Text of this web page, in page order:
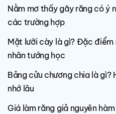
Nằm mơ thấy gãy răng có ý
các trường hợp
Mặt lưỡi cày là gì? Đặc điểm
nhân tướng học
Bảng cửu chương chia là gì?
nhớ lâu
Giá làm răng giả nguyên